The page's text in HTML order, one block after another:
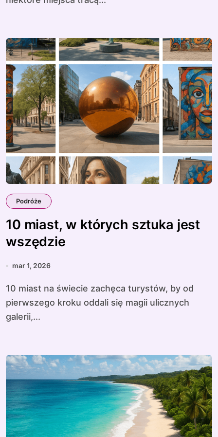
Podróże
10 miast, w których sztuka jest
wszędzie
mar 1, 2026
10 miast na świecie zachęca turystów, by od
pierwszego kroku oddali się magii ulicznych
galerii,...